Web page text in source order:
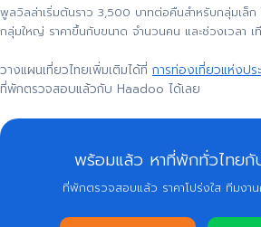
พูลวิลล่าเริ่มต้นราว 3,500 บาทต่อคืนสำหรับกลุ่มเล็
กลุ่มใหญ่ ราคาขึ้นกับขนาด จำนวนคน และช่วงเวลา
วางแผนเที่ยวไทยเพิ่มเติมได้ที่ การท่องเที่ยวแห่งปร
ที่พักตรวจสอบแล้วกับ Haadoo ได้เลย
พร้อมแล้ว หาที่พักทั่วไทยกั
ที่พักตรวจสอบแล้ว ราคาโปร่งใส ทีมงา